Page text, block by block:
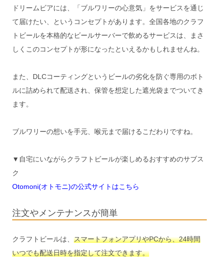
ドリームビアには、「ブルワリーの心意気」をサービスを通じ
て届けたい、というコンセプトがあります。全国各地のクラフ
トビールを本格的なビールサーバーで飲めるサービスは、まさ
しくこのコンセプトが形になったといえるかもしれませんね。
また、DLCコーティングというビールの劣化を防ぐ専用のボト
ルに詰められて配送され、保管を想定した遮光袋までついてき
ます。
ブルワリーの想いを手元、喉元まで届けるこだわりですね。
▼自宅にいながらクラフトビールが楽しめるおすすめのサブス
ク
Otomoni(オトモニ)の公式サイトはこちら
注文やメンテナンスが簡単
クラフトビールは、 スマートフォンアプリやPCから、24時間
いつでも配送日時を指定して注文できます。